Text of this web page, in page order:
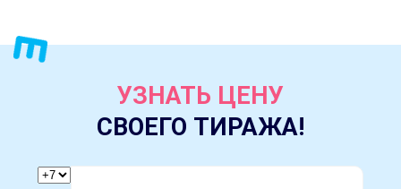
УЗНАТЬ ЦЕНУ
СВОЕГО ТИРАЖА!